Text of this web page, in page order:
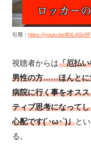
引用： https://youtu.be/
視聴者からは「厄払
男性の方……ほんと
病院に行く事をオス
ティブ思考になって
心配です(´･ω･`)」と
る。